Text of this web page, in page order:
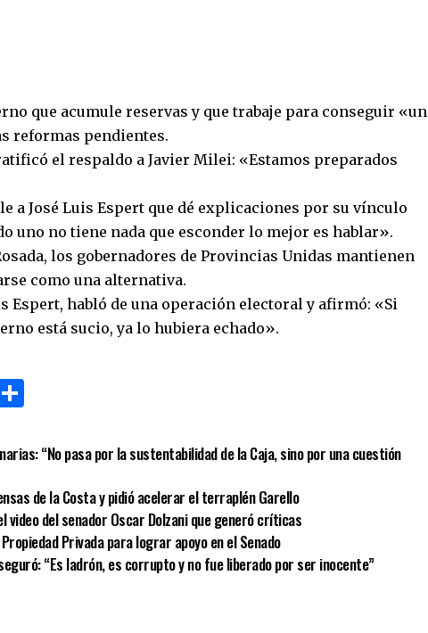
que acumule reservas y que trabaje para conseguir «un
reformas pendientes.
el respaldo a Javier Milei: «Estamos preparados
a José Luis Espert que dé explicaciones por su vínculo
uno no tiene nada que esconder lo mejor es hablar».
los gobernadores de Provincias Unidas mantienen
como una alternativa.
Espert, habló de una operación electoral y afirmó: «Si
está sucio, ya lo hubiera echado».
“No pasa por la sustentabilidad de la Caja, sino por una cuestión
de la Costa y pidió acelerar el terraplén Garello
video del senador Oscar Dolzani que generó críticas
Privada para lograr apoyo en el Senado
“Es ladrón, es corrupto y no fue liberado por ser inocente”